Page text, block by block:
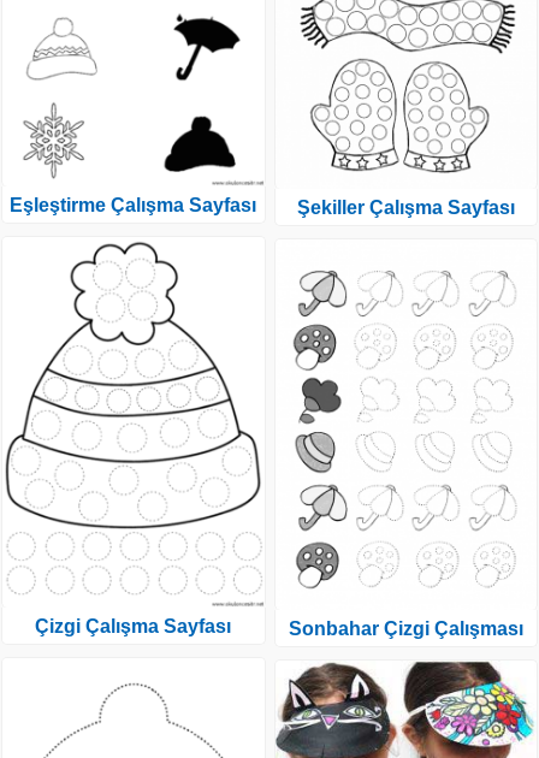
Eşleştirme Çalışma Sayfası
Çizgi Çalışma Sayfası
Şekiller Çalışma Sayfası
Sonbahar Çizgi Çalışması